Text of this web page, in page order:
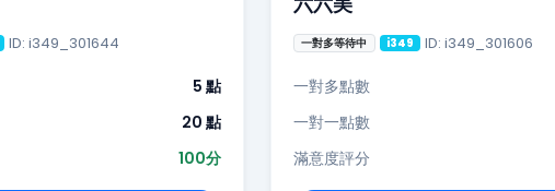
ID: i349_301644
5 點
20 點
100分
一對多等待中 i349 ID: i349_301606
一對多點數
一對一點數
滿意度評分